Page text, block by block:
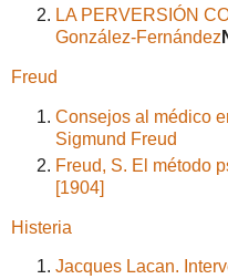
LA PERVERSIÓN
González-Fernández
Freud
Consejos al médico
Sigmund Freud
Freud, S. El método
[1904]
Histeria
Jacques Lacan.